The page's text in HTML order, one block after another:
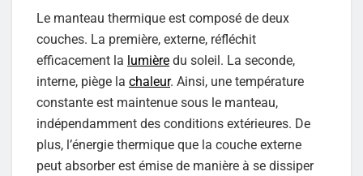
Le manteau thermique est composé de deux
couches. La première, externe, réfléchit
efficacement la lumière du soleil. La seconde,
interne, piège la chaleur. Ainsi, une température
constante est maintenue sous le manteau,
indépendamment des conditions extérieures. De
plus, l’énergie thermique que la couche externe
peut absorber est émise de manière à se dissiper